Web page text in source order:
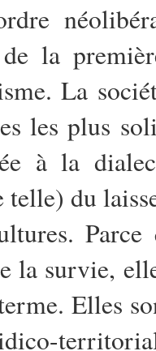
la
La
les plus
à la
telle) du
survie,
Elles